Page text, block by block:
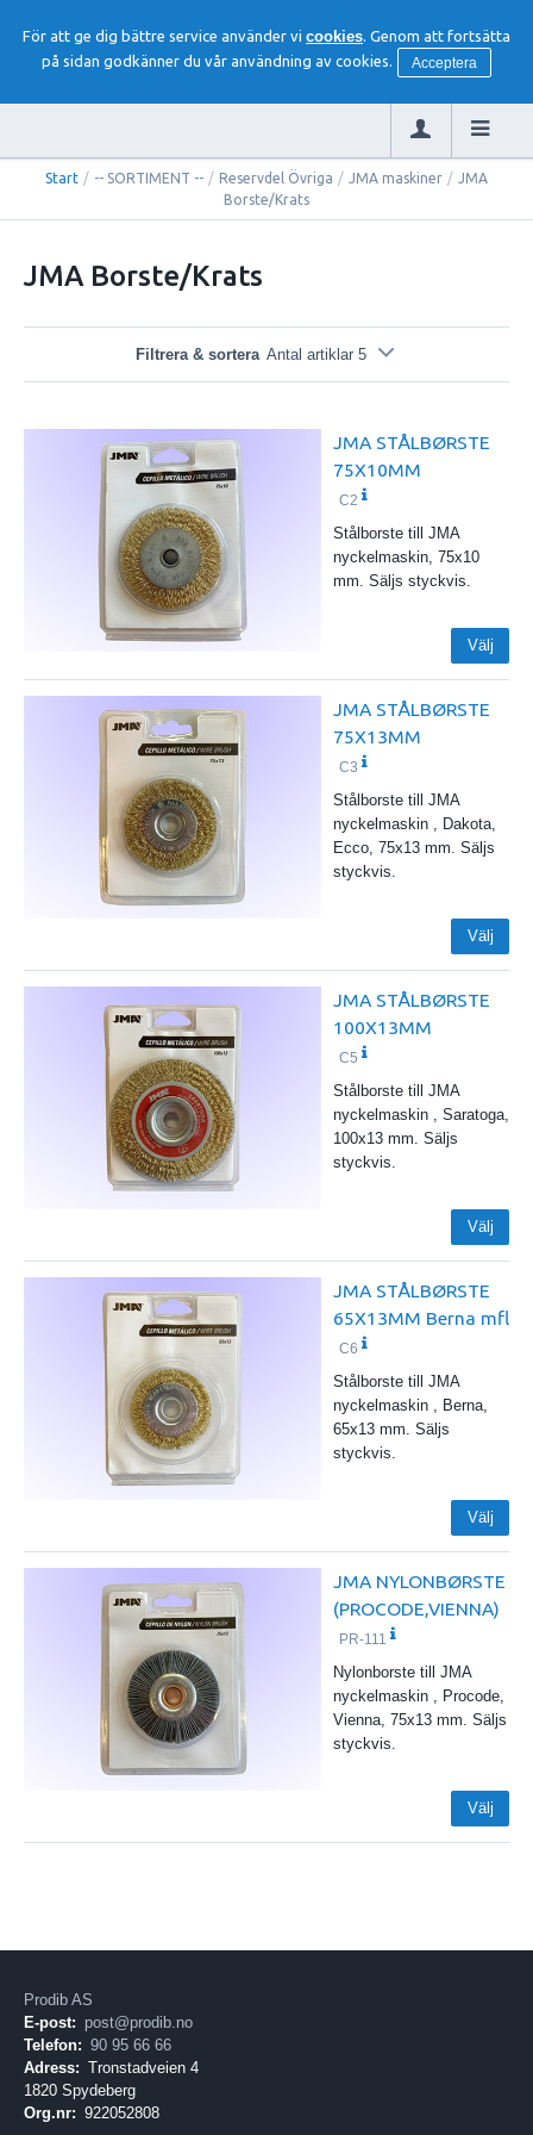
För att ge dig bättre service använder vi cookies. Genom att fortsätta
på sidan godkänner du vår användning av cookies.
Acceptera
Start / -- SORTIMENT -- / Reservdel Övriga / JMA maskiner / JMA
Borste/Krats
JMA Borste/Krats
Filtrera & sortera Antal artiklar 5
JMA STÅLBØRSTE
75X10MM
C2
Stålborste till JMA
nyckelmaskin, 75x10
mm. Säljs styckvis.
Välj
JMA STÅLBØRSTE
75X13MM
C3
Stålborste till JMA
nyckelmaskin , Dakota,
Ecco, 75x13 mm. Säljs
styckvis.
Välj
JMA STÅLBØRSTE
100X13MM
C5
Stålborste till JMA
nyckelmaskin , Saratoga,
100x13 mm. Säljs
styckvis.
Välj
JMA STÅLBØRSTE
65X13MM Berna mfl
C6
Stålborste till JMA
nyckelmaskin , Berna,
65x13 mm. Säljs
styckvis.
Välj
JMA NYLONBØRSTE
(PROCODE,VIENNA)
PR-111
Nylonborste till JMA
nyckelmaskin , Procode,
Vienna, 75x13 mm. Säljs
styckvis.
Välj
Prodib AS
E-post: post@prodib.no
Telefon: 90 95 66 66
Adress: Tronstadveien 4
1820 Spydeberg
Org.nr: 922052808